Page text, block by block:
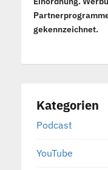
gekennzeichnet.
Kategorien
Podcast
YouTube